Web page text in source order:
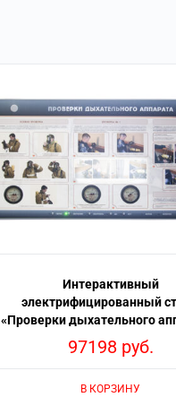
Интерактивный
электрифицированный
«Проверки дыхательного
97198 руб.
В КОРЗИНУ